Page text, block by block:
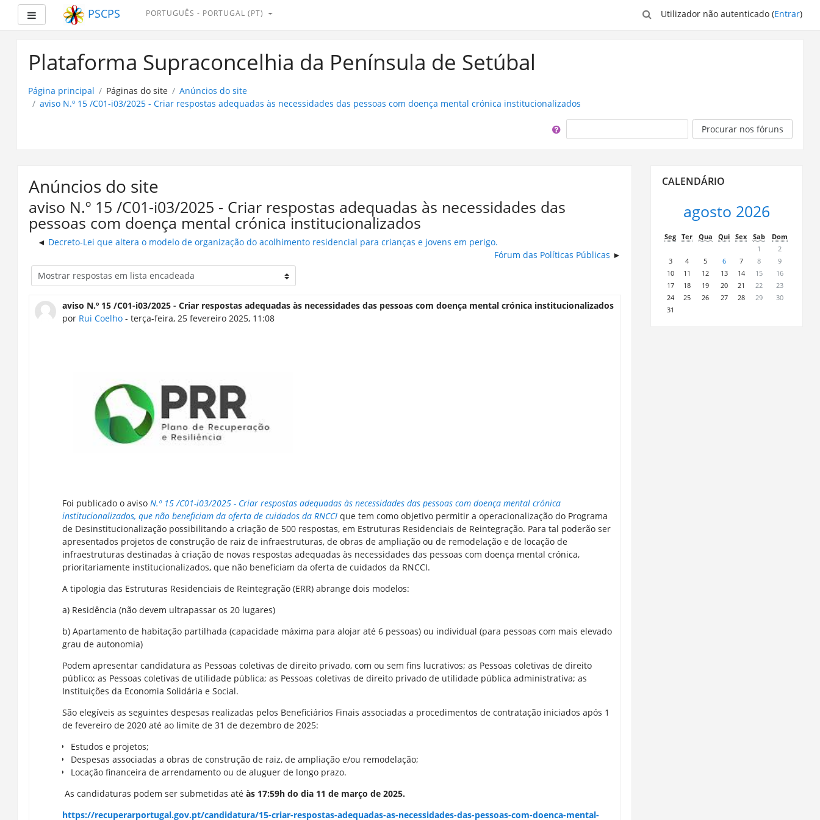
principal
Painel lateralPSCPS Utilizador não autenticado (Entrar)
PORTUGUÊS - PORTUGAL ‎(PT)‎
Plataforma Supraconcelhia da Península de Setúbal
Página principal Páginas do site
Anúncios do site
aviso N.º 15 /C01-i03/2025 - Criar respostas adequadas às necessidades das pessoas com doença mental crónica institucionalizados
Procurar nos fóruns
Anúncios do site
aviso N.º 15 /C01-i03/2025 - Criar respostas adequadas às necessidades das
pessoas com doença mental crónica institucionalizados
Decreto-Lei que altera o modelo de organização do acolhimento residencial para crianças e jovens em perigo.
Fórum das Políticas Públicas
aviso N.º 15 /C01-i03/2025 - Criar respostas adequadas às necessidades das pessoas com doença mental crónica institucionalizados
por Rui Coelho- terça-feira, 25 fevereiro 2025, 11:08
Foi publicado o aviso N.º 15 /C01-i03/2025 - Criar respostas adequadas às necessidades das pessoas com doença mental crónica
institucionalizados, que não beneficiam da oferta de cuidados da RNCCIque tem como objetivo permitir a operacionalização do Programa
de Desinstitucionalização possibilitando a criação de 500 respostas, em Estruturas Residenciais de Reintegração. Para tal poderão ser
apresentados projetos de construção de raiz de infraestruturas, de obras de ampliação ou de remodelação e de locação de
infraestruturas destinadas à criação de novas respostas adequadas às necessidades das pessoas com doença mental crónica,
prioritariamente institucionalizados, que não beneficiam da oferta de cuidados da RNCCI.
A tipologia das Estruturas Residenciais de Reintegração (ERR) abrange dois modelos:
a) Residência (não devem ultrapassar os 20 lugares)
b) Apartamento de habitação partilhada (capacidade máxima para alojar até 6 pessoas) ou individual (para pessoas com mais elevado
grau de autonomia)
Podem apresentar candidatura as Pessoas coletivas de direito privado, com ou sem fins lucrativos; as Pessoas coletivas de direito
público; as Pessoas coletivas de utilidade pública; as Pessoas coletivas de direito privado de utilidade pública administrativa; as
Instituições da Economia Solidária e Social.
São elegíveis as seguintes despesas realizadas pelos Beneficiários Finais associadas a procedimentos de contratação iniciados após 1
de fevereiro de 2020 até ao limite de 31 de dezembro de 2025:
Estudos e projetos;
Despesas associadas a obras de construção de raiz, de ampliação e/ou remodelação;
Locação financeira de arrendamento ou de aluguer de longo prazo.
As candidaturas podem ser submetidas até às 17:59h do dia 11 de março de 2025.
https://recuperarportugal.gov.pt/candidatura/15-criar-respostas-adequadas-as-necessidades-das-pessoas-com-doenca-mental-
Calendário
CALENDÁRIO
agosto 2026
Seg Ter Qua Qui Sex Sab
Dom
1
2
3
4 5 6 7 8
9
10
11 12 13 14 15
16
17
18 19 20 21 22
23
24
25 26 27 28 29
30
31